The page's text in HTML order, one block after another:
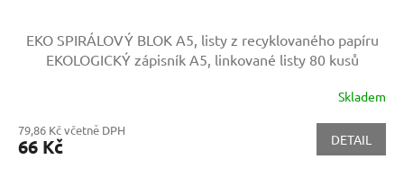
EKO SPIRÁLOVÝ BLOK A5, listy z recyklovaného papíru
EKOLOGICKÝ zápisník A5, linkované listy 80 kusů
Skladem
79,86 Kč včetně DPH
66 Kč DETAIL